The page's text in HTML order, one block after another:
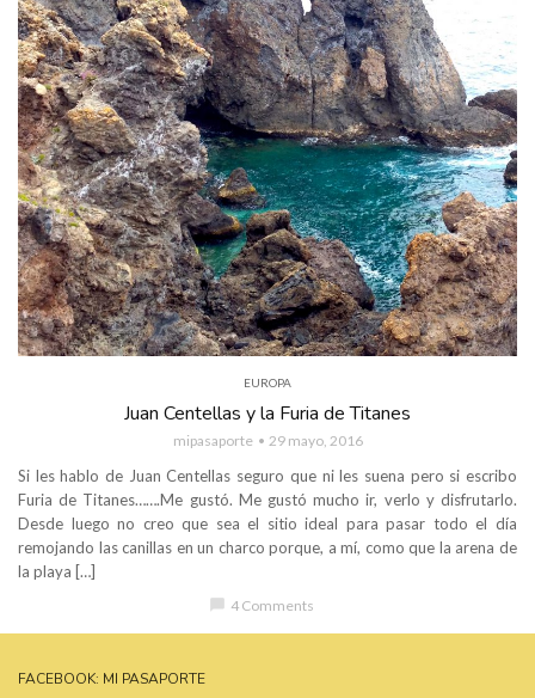
EUROPA
Juan Centellas y la Furia de Titanes
mipasaporte 29 mayo, 2016
Si les hablo de Juan Centellas seguro que ni les suena pero si escribo
Furia de Titanes…….Me gustó. Me gustó mucho ir, verlo y disfrutarlo.
Desde luego no creo que sea el sitio ideal para pasar todo el día
remojando las canillas en un charco porque, a mí, como que la arena de
la playa […]
4 Comments
FACEBOOK: MI PASAPORTE